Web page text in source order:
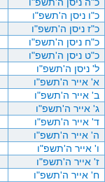
כ"ה ניסן ה'תשפ"ו
כ"ו ניסן ה'תשפ"ו
כ"ז ניסן ה'תשפ"ו
כ"ח ניסן ה'תשפ"ו
כ"ט ניסן ה'תשפ"ו
ל' ניסן ה'תשפ"ו
א' אייר ה'תשפ"ו
ב' אייר ה'תשפ"ו
ג' אייר ה'תשפ"ו
ד' אייר ה'תשפ"ו
ה' אייר ה'תשפ"ו
ו' אייר ה'תשפ"ו
ז' אייר ה'תשפ"ו
ח' אייר ה'תשפ"ו